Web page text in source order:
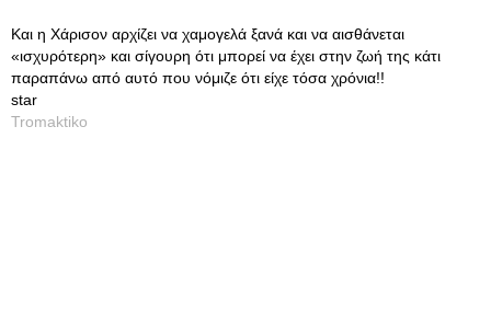
Και η Χάρισον αρχίζει να χαμογελά ξανά και να αισθάνεται
«ισχυρότερη» και σίγουρη ότι μπορεί να έχει στην ζωή της κάτι
παραπάνω από αυτό που νόμιζε ότι είχε τόσα χρόνια!!
star
Tromaktiko